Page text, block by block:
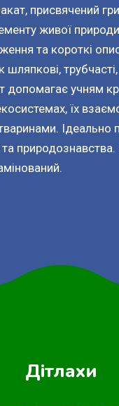
присвячений
живої
та короткі
шляпкові, трубчасті,
допомагає учням
їх
Ідеально
та
Дітлахи